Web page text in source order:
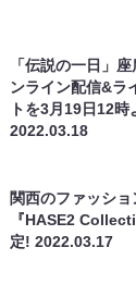
「伝説の一日」
ンライン配信&ラ
トを3月19日12
2022.03.18
関西のファッシ
『HASE2
定!2022.03.17